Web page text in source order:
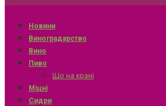
Новини
Виноградарство
Вино
Пиво
Що на крані
Міцні
Сидри